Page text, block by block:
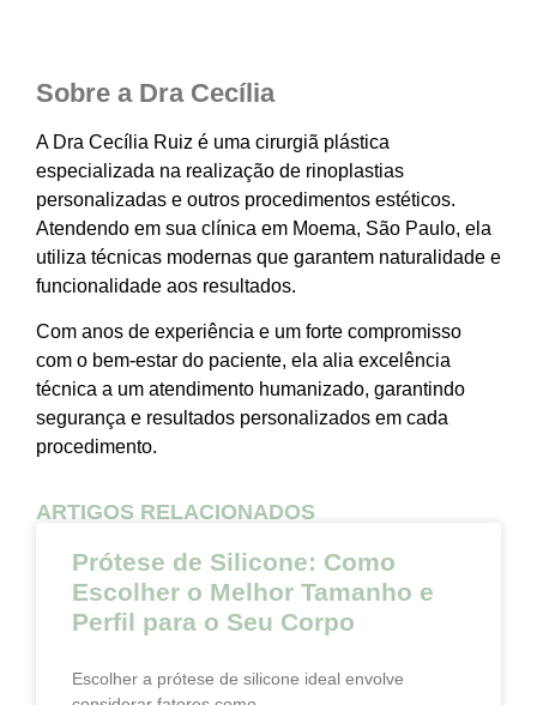
Sobre a Dra Cecília
A Dra Cecília Ruiz é uma cirurgiã plástica
especializada na realização de rinoplastias
personalizadas e outros procedimentos estéticos.
Atendendo em sua clínica em Moema, São Paulo, ela
utiliza técnicas modernas que garantem naturalidade e
funcionalidade aos resultados.
Com anos de experiência e um forte compromisso
com o bem-estar do paciente, ela alia excelência
técnica a um atendimento humanizado, garantindo
segurança e resultados personalizados em cada
procedimento.
ARTIGOS RELACIONADOS
Prótese de Silicone: Como
Escolher o Melhor Tamanho e
Perfil para o Seu Corpo
Escolher a prótese de silicone ideal envolve